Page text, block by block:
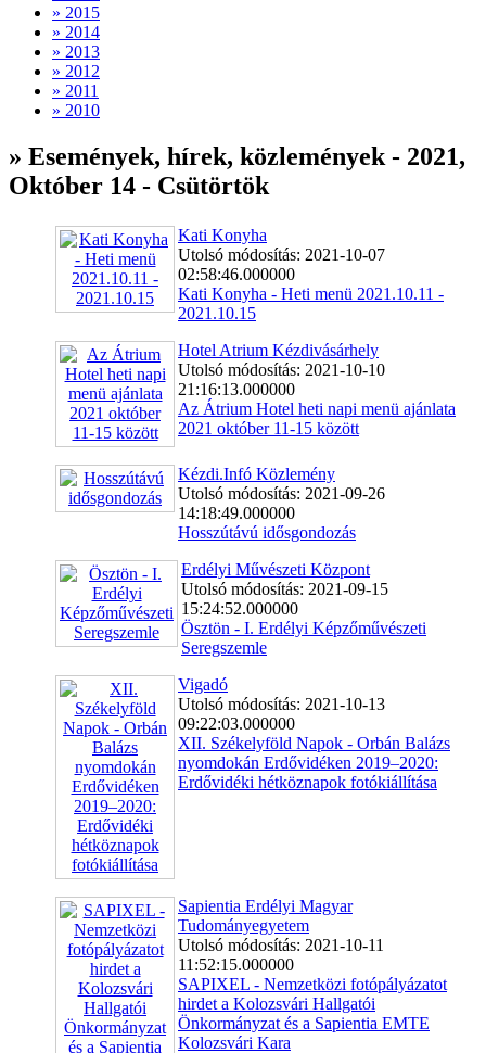
» 2015
» 2014
» 2013
» 2012
» 2011
» 2010
» Események, hírek, közlemények - 2021,
Október 14 - Csütörtök
Kati Konyha
Utolsó módosítás: 2021-10-07
02:58:46.000000
Kati Konyha - Heti menü 2021.10.11 -
2021.10.15
Hotel Atrium Kézdivásárhely
Utolsó módosítás: 2021-10-10
21:16:13.000000
Az Átrium Hotel heti napi menü ajánlata
2021 október 11-15 között
Kézdi.Infó Közlemény
Utolsó módosítás: 2021-09-26
14:18:49.000000
Hosszútávú idősgondozás
Erdélyi Művészeti Központ
Utolsó módosítás: 2021-09-15
15:24:52.000000
Ösztön - I. Erdélyi Képzőművészeti
Seregszemle
Vigadó
Utolsó módosítás: 2021-10-13
09:22:03.000000
XII. Székelyföld Napok - Orbán Balázs
nyomdokán Erdővidéken 2019–2020:
Erdővidéki hétköznapok fotókiállítása
Sapientia Erdélyi Magyar
Tudományegyetem
Utolsó módosítás: 2021-10-11
11:52:15.000000
SAPIXEL - Nemzetközi fotópályázatot
hirdet a Kolozsvári Hallgatói
Önkormányzat és a Sapientia EMTE
Kolozsvári Kara